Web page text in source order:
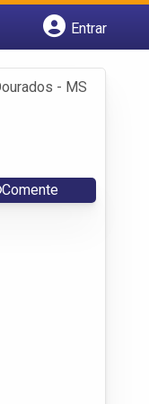
Entrar
- MS
Comente